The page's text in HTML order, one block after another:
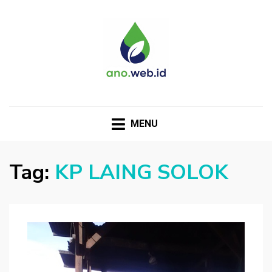
MENU
Tag: KP LAING SOLOK